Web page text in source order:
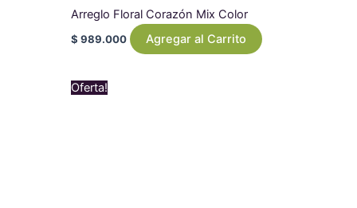
Arreglo Floral Corazón Mix Color
$ 989.000 Agregar al Carrito
Oferta!